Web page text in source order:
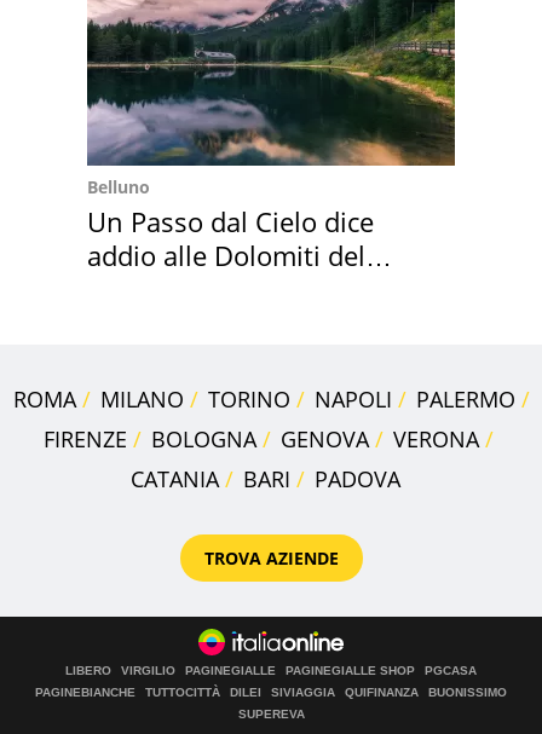
Belluno
Un Passo dal Cielo dice
addio alle Dolomiti del
ROMA MILANO TORINO NAPOLI
PALERMO
FIRENZE
BOLOGNA GENOVA
VERONA
CATANIA
BARI PADOVA
TROVA AZIENDE
LIBERO VIRGILIO PAGINEGIALLE PAGINEGIALLE SHOP
PGCASA
PAGINEBIANCHE
TUTTOCITTÀ DILEI SIVIAGGIA QUIFINANZA
BUONISSIMO
SUPEREVA